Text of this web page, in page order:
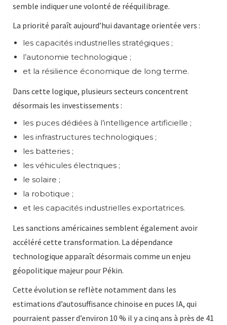
semble indiquer une volonté de rééquilibrage.
La priorité paraît aujourd’hui davantage orientée vers :
les capacités industrielles stratégiques ;
l’autonomie technologique ;
et la résilience économique de long terme.
Dans cette logique, plusieurs secteurs concentrent
désormais les investissements :
les puces dédiées à l’intelligence artificielle ;
les infrastructures technologiques ;
les batteries ;
les véhicules électriques ;
le solaire ;
la robotique ;
et les capacités industrielles exportatrices.
Les sanctions américaines semblent également avoir
accéléré cette transformation. La dépendance
technologique apparaît désormais comme un enjeu
géopolitique majeur pour Pékin.
Cette évolution se reflète notamment dans les
estimations d’autosuffisance chinoise en puces IA, qui
pourraient passer d’environ 10 % il y a cinq ans à près de 41